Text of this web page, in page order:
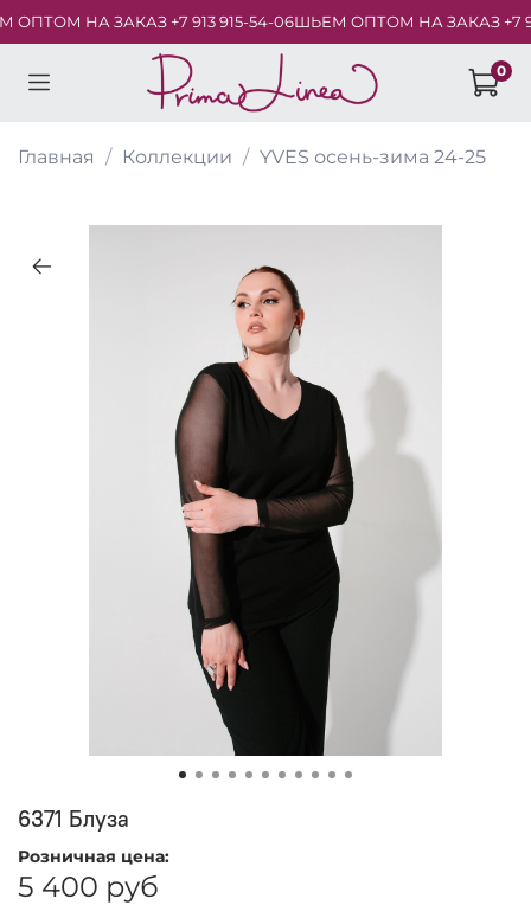
НА ЗАКАЗ +7 913 915-54-06ШЬЕМ ОПТОМ НА ЗАКАЗ +7 913
0
Главная Коллекции YVES осень-зима 24-25
6371 Блуза
Розничная цена:
5 400 руб